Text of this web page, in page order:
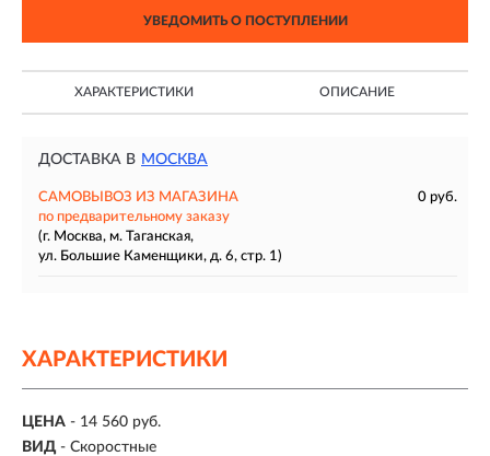
УВЕДОМИТЬ О ПОСТУПЛЕНИИ
ХАРАКТЕРИСТИКИ ОПИСАНИЕ
ДОСТАВКА В МОСКВА
САМОВЫВОЗ ИЗ МАГАЗИНА
0 руб.
по предварительному заказу
(г. Москва, м. Таганская,
ул. Большие Каменщики, д. 6, стр. 1)
ХАРАКТЕРИСТИКИ
ЦЕНА - 14 560 руб.
ВИД - Скоростные